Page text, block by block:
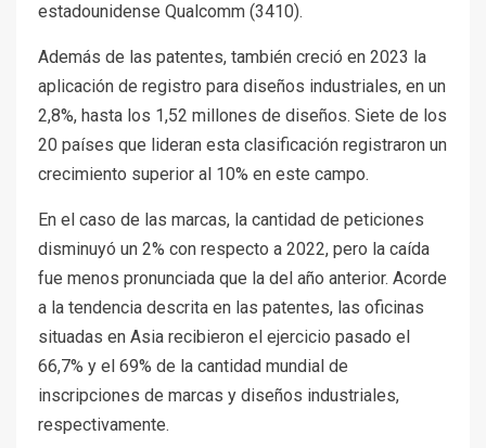
estadounidense Qualcomm (3410).
Además de las patentes, también creció en 2023 la
aplicación de registro para diseños industriales, en un
2,8%, hasta los 1,52 millones de diseños. Siete de los
20 países que lideran esta clasificación registraron un
crecimiento superior al 10% en este campo.
En el caso de las marcas, la cantidad de peticiones
disminuyó un 2% con respecto a 2022, pero la caída
fue menos pronunciada que la del año anterior. Acorde
a la tendencia descrita en las patentes, las oficinas
situadas en Asia recibieron el ejercicio pasado el
66,7% y el 69% de la cantidad mundial de
inscripciones de marcas y diseños industriales,
respectivamente.